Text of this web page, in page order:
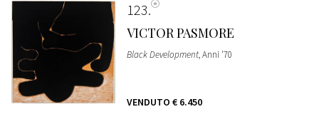
123
VICTOR PASMORE
Black Development, Anni '70
VENDUTO € 6.450